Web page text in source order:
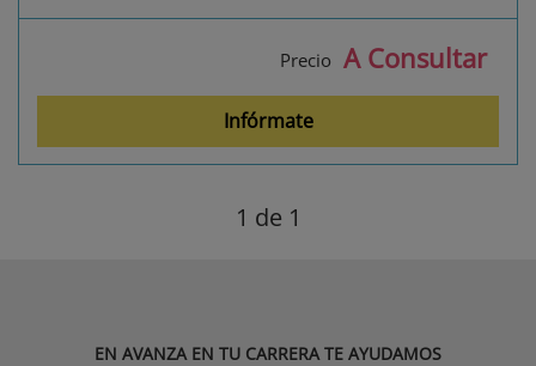
Precio A Consultar
Infórmate
1 de 1
EN AVANZA EN TU CARRERA TE AYUDAMOS